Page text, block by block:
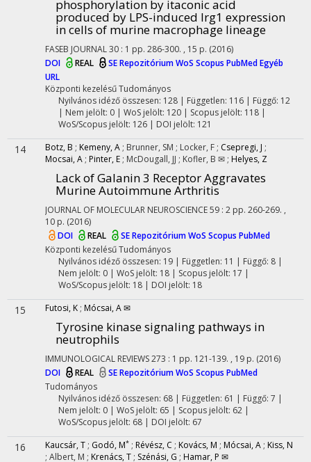
phosphorylation by itaconic acid
produced by LPS-induced Irg1 expression
in cells of murine macrophage lineage
FASEB JOURNAL30 : 1 pp. 286-300. , 15 p. (2016)
DOI
REAL SE RepozitóriumWoS Scopus PubMedEgyéb
URL
Központi kezelésűTudományos
Nyilvános idéző összesen: 128| Független: 116 | Függő: 12
| Nem jelölt: 0 | WoS jelölt: 120 | Scopus jelölt: 118 |
WoS/Scopus jelölt: 126 | DOI jelölt: 121
14 Botz, B ; Kemeny, A ; Brunner, SM ; Locker, F ; Csepregi, J ;
Mocsai, A ; Pinter, E ; McDougall, JJ ; Kofler, B ✉ ; Helyes, Z
Lack of Galanin 3 Receptor Aggravates
Murine Autoimmune Arthritis
JOURNAL OF MOLECULAR NEUROSCIENCE59 : 2 pp. 260-269. ,
10 p. (2016)
DOI
REAL SE RepozitóriumWoS Scopus PubMed
Központi kezelésűTudományos
Nyilvános idéző összesen: 19| Független: 11 | Függő: 8 |
Nem jelölt: 0 | WoS jelölt: 18 | Scopus jelölt: 17 |
WoS/Scopus jelölt: 18 | DOI jelölt: 18
15 Futosi, K ; Mócsai, A ✉
Tyrosine kinase signaling pathways in
neutrophils
IMMUNOLOGICAL REVIEWS273 : 1 pp. 121-139. , 19 p. (2016)
DOI
REAL SE RepozitóriumWoS Scopus PubMed
Tudományos
Nyilvános idéző összesen: 68| Független: 61 | Függő: 7 |
Nem jelölt: 0 | WoS jelölt: 65 | Scopus jelölt: 62 |
WoS/Scopus jelölt: 68 | DOI jelölt: 67
16 Kaucsár, T ; Godó, M* ; Révész, C ; Kovács, M ; Mócsai, A ; Kiss, N
; Albert, M ; Krenács, T ; Szénási, G ; Hamar, P ✉